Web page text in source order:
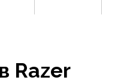
Razer